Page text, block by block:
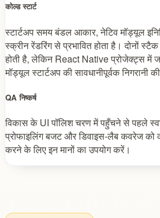
कोल्ड स्टार्ट
स्टार्टअप समय बंडल आकार, नेटिव मॉड्यूल
स्क्रीन रेंडरिंग से प्रभावित होता है। दोनों
होती है, लेकिन React Native प्रोजेक्ट्स में
मॉड्यूल स्टार्टअप की सावधानीपूर्वक निगरानी
QA निष्कर्ष
विकास के UI पॉलिश चरण में पहुँचने से पहले
प्रोफाइलिंग बजट और डिवाइस-लैब कवरेज को
करने के लिए इन मानों का उपयोग करें।